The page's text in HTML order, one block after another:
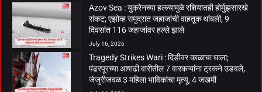
Azov Sea : युक्रेनच्या हल्ल्यामुळे रशियातही होर्मुझसारखे
संकट; एझोव्ह समुद्रात जहाजांची वाहतूक थांबली, 9
दिवसांत 116 जहाजांवर हल्ले झाले
July 16, 2026
Tragedy Strikes Wari : दिंडीवर काळाचा घाला;
पंढरपूरच्या आषाढी वारीतील 7 वारकऱ्यांना ट्रकने उडवले,
जेजुरीजवळ 3 महिला भाविकांचा मृत्यू, 4 जखमी